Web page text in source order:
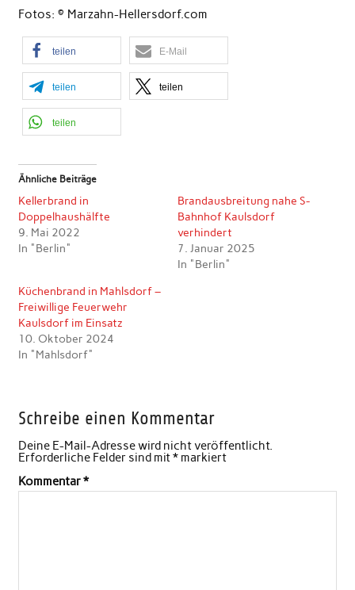
Fotos: © Marzahn-Hellersdorf.com
teilen E-Mail
teilen teilen
teilen
Ähnliche Beiträge
Kellerbrand in
Doppelhaushälfte
9. Mai 2022
In "Berlin"
Brandausbreitung nahe S-
Bahnhof Kaulsdorf
verhindert
7. Januar 2025
In "Berlin"
Küchenbrand in Mahlsdorf –
Freiwillige Feuerwehr
Kaulsdorf im Einsatz
10. Oktober 2024
In "Mahlsdorf"
Schreibe einen Kommentar
Deine E-Mail-Adresse wird nicht veröffentlicht.
Erforderliche Felder sind mit*markiert
Kommentar*